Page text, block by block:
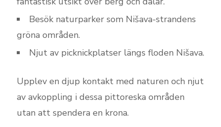
Besök naturparker som Nišava-strandens
gröna områden.
Njut av picknickplatser längs floden Nišava.
Upplev en djup kontakt med naturen och njut
av avkoppling i dessa pittoreska områden
utan att spendera en krona.